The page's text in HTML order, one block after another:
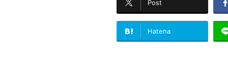
Post
Hatena